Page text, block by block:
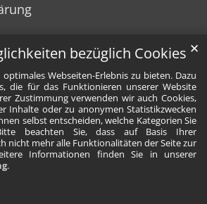
bezüglich Cookies
Webseiten-Erlebnis zu bieten. Dazu
die für das Funktionieren unserer Website
Zustimmung verwenden wir auch Cookies,
Inhalte oder zu anonymen Statistikzwecken
selbst entscheiden, welche Kategorien Sie
beachten Sie, dass auf Basis Ihrer
nicht mehr alle Funktionalitäten der Seite zur
Informationen finden Sie in unserer
.
✕